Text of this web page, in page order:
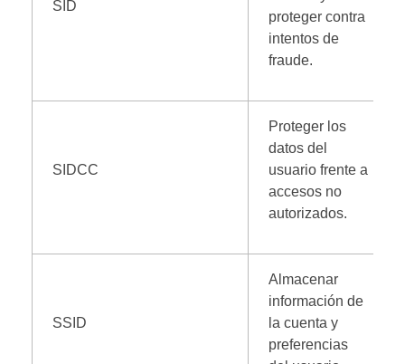
SID
proteger contra
intentos de
fraude.
SIDCC
Proteger los
datos del
usuario frente a
accesos no
autorizados.
SSID
Almacenar
información de
la cuenta y
preferencias